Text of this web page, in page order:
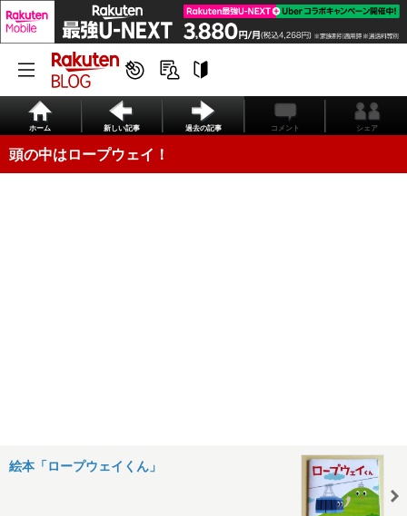
ホーム 新しい記事 過去の記事 コメント シェア
頭の中はロープウェイ！
絵本「ロープウェイくん」